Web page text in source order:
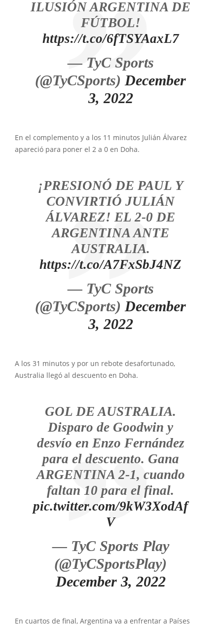
ILUSIÓN ARGENTINA DE
FÚTBOL!
https://t.co/6fTSYAaxL7
— TyC Sports
(@TyCSports) December
3, 2022
En el complemento y a los 11 minutos Julián Álvarez
apareció para poner el 2 a 0 en Doha.
¡PRESIONÓ DE PAUL Y
CONVIRTIÓ JULIÁN
ÁLVAREZ! EL 2-0 DE
ARGENTINA ANTE
AUSTRALIA.
https://t.co/A7FxSbJ4NZ
— TyC Sports
(@TyCSports) December
3, 2022
A los 31 minutos y por un rebote desafortunado,
Australia llegó al descuento en Doha.
GOL DE AUSTRALIA.
Disparo de Goodwin y
desvío en Enzo Fernández
para el descuento. Gana
ARGENTINA 2-1, cuando
faltan 10 para el final.
pic.twitter.com/9kW3XodAf
V
— TyC Sports Play
(@TyCSportsPlay)
December 3, 2022
En cuartos de final, Argentina va a enfrentar a Países